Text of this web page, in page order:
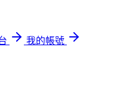
我的帳號